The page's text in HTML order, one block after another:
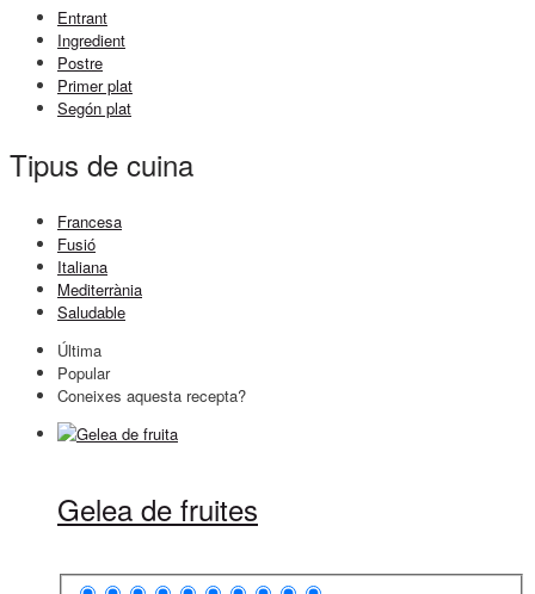
Entrant
Ingredient
Postre
Primer plat
Segón plat
Tipus de cuina
Francesa
Fusió
Italiana
Mediterrània
Saludable
Última
Popular
Coneixes aquesta recepta?
Gelea de fruites